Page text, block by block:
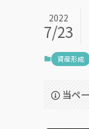
2022
7/23
資産形成
当ペ